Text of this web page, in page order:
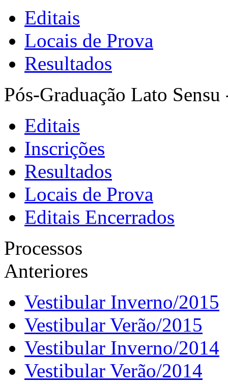
Editais
Locais de Prova
Resultados
Pós-Graduação Lato
Editais
Inscrições
Resultados
Locais de Prova
Editais Encerrados
Processos
Anteriores
Vestibular Inverno/2015
Vestibular Verão/2015
Vestibular Inverno/2014
Vestibular Verão/2014